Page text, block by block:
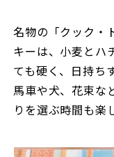
名物の「クック・
キーは、小麦とハ
ても硬く、日持ち
馬車や犬、花束な
りを選ぶ時間も楽